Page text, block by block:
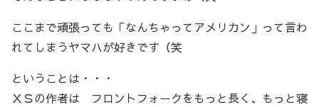
ここまで頑張っても「なんちゃってアメリカン」って言わ
れてしまうヤマハが好きです（笑
ということは・・・
ＸＳの作者は フロントフォークをもっと長く、もっと寝